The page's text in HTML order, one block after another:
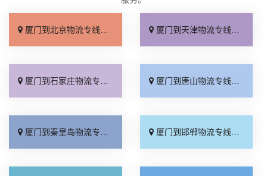
厦门到北京物流专线_直达不中转「送货到门」 厦门到天津物流专线_运保时效「高效快运」
厦门到石家庄物流专线_准时准点「多少公里」 厦门到唐山物流专线_全境派送「收费介绍」
厦门到秦皇岛物流专线_高效运输「运保时效」 厦门到邯郸物流专线_物流拼车「全境配送」